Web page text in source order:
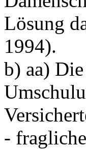
Lösung
1994).
b) aa)
-